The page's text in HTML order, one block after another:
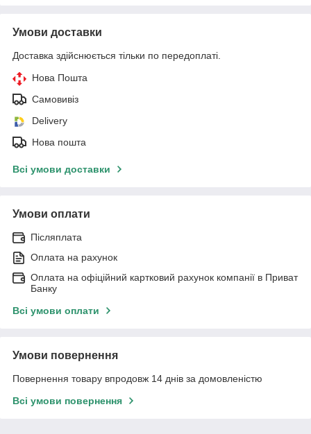
Умови доставки
Доставка здійснюється тільки по передоплаті.
Нова Пошта
Самовивіз
Delivery
Нова пошта
Всі умови доставки
Умови оплати
Післяплата
Оплата на рахунок
Оплата на офіційний картковий рахунок компанії в Приват
Банку
Всі умови оплати
Умови повернення
Повернення товару впродовж 14 днів за домовленістю
Всі умови повернення